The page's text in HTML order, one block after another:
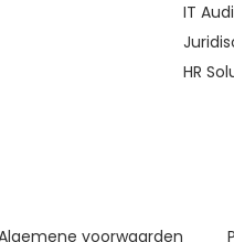
IT
HR
voorwaarden